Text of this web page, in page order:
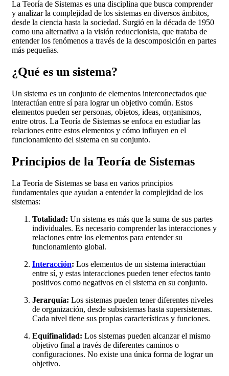
La Teoría de Sistemas es una disciplina que busca comprender
y analizar la complejidad de los sistemas en diversos ámbitos,
desde la ciencia hasta la sociedad. Surgió en la década de 1950
como una alternativa a la visión reduccionista, que trataba de
entender los fenómenos a través de la descomposición en partes
más pequeñas.
¿Qué es un sistema?
Un sistema es un conjunto de elementos interconectados que
interactúan entre sí para lograr un objetivo común. Estos
elementos pueden ser personas, objetos, ideas, organismos,
entre otros. La Teoría de Sistemas se enfoca en estudiar las
relaciones entre estos elementos y cómo influyen en el
funcionamiento del sistema en su conjunto.
Principios de la Teoría de Sistemas
La Teoría de Sistemas se basa en varios principios
fundamentales que ayudan a entender la complejidad de los
sistemas:
Totalidad: Un sistema es más que la suma de sus partes
individuales. Es necesario comprender las interacciones y
relaciones entre los elementos para entender su
funcionamiento global.
Interacción: Los elementos de un sistema interactúan
entre sí, y estas interacciones pueden tener efectos tanto
positivos como negativos en el sistema en su conjunto.
Jerarquía: Los sistemas pueden tener diferentes niveles
de organización, desde subsistemas hasta supersistemas.
Cada nivel tiene sus propias características y funciones.
Equifinalidad: Los sistemas pueden alcanzar el mismo
objetivo final a través de diferentes caminos o
configuraciones. No existe una única forma de lograr un
objetivo.